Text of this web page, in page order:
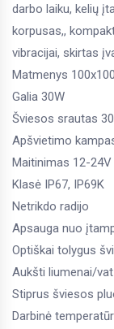
darbo laiku, kelių
korpusas,,
vibracijai, skirtas
Matmenys
Galia 30W
Šviesos srautas
Apšvietimo
Maitinimas 12-24V
Klasė IP67, IP69K
Netrikdo radijo
Apsauga nuo
Optiškai tolygus
Aukšti liumenai/
Stiprus šviesos
Darbinė